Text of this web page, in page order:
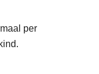
per